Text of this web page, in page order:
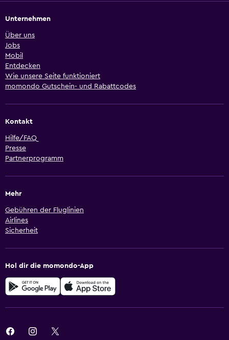
Unternehmen
Über uns
Jobs
Mobil
Entdecken
Wie unsere Seite funktioniert
momondo Gutschein- und Rabattcodes
Kontakt
Hilfe/FAQ
Presse
Partnerprogramm
Mehr
Gebühren der Fluglinien
Airlines
Sicherheit
Hol dir die momondo-App